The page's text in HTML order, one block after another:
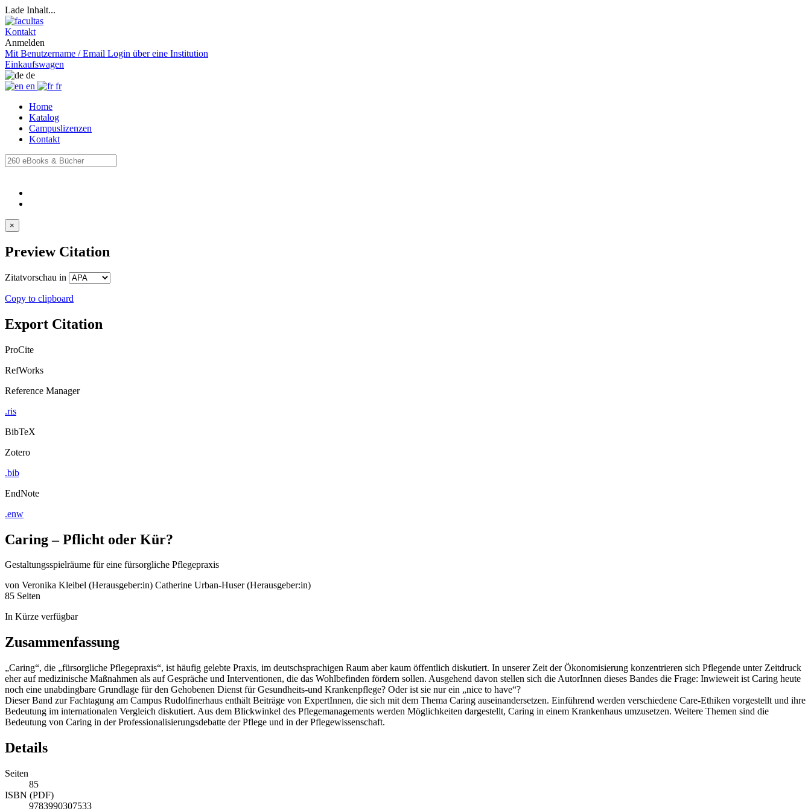
Lade Inhalt...
Kontakt
Anmelden
Mit Benutzername / Email Login über eine Institution
Einkaufswagen
de
en
fr
Home
Katalog
Campuslizenzen
Kontakt
×
Preview Citation
Zitatvorschau in
Copy to clipboard
Export Citation
ProCite
RefWorks
Reference Manager
.ris
BibTeX
Zotero
.bib
EndNote
.enw
Caring – Pflicht oder Kür?
Gestaltungsspielräume für eine fürsorgliche Pflegepraxis
von Veronika Kleibel (Herausgeber:in) Catherine Urban-Huser (Herausgeber:in)
85 Seiten
In Kürze verfügbar
Zusammenfassung
„Caring“, die „fürsorgliche Pflegepraxis“, ist häufig gelebte Praxis, im deutschsprachigen Raum aber kaum öffentlich diskutiert. In unserer Zeit der Ökonomisierung konzentrieren sich Pflegende unter Zeitdruck
eher auf medizinische Maßnahmen als auf Gespräche und Interventionen, die das Wohlbefinden fördern sollen. Ausgehend davon stellen sich die AutorInnen dieses Bandes die Frage: Inwieweit ist Caring heute
noch eine unabdingbare Grundlage für den Gehobenen Dienst für Gesundheits-und Krankenpflege? Oder ist sie nur ein „nice to have“?
Dieser Band zur Fachtagung am Campus Rudolfinerhaus enthält Beiträge von ExpertInnen, die sich mit dem Thema Caring auseinandersetzen. Einführend werden verschiedene Care-Ethiken vorgestellt und ihre
Bedeutung im internationalen Vergleich diskutiert. Aus dem Blickwinkel des Pflegemanagements werden Möglichkeiten dargestellt, Caring in einem Krankenhaus umzusetzen. Weitere Themen sind die
Bedeutung von Caring in der Professionalisierungsdebatte der Pflege und in der Pflegewissenschaft.
Details
Seiten
85
ISBN (PDF)
9783990307533